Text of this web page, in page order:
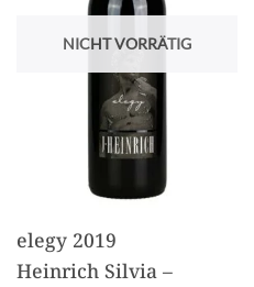
NICHT VORRÄTIG
elegy 2019
Heinrich Silvia –